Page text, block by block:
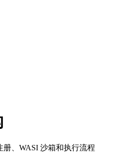
册、WASI 沙箱和执行流程